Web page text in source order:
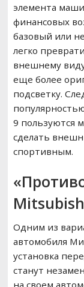
элемента
финансовых
базовый или
легко
внешнему
еще более
подсветку.
9 пользуются
сделать
спортивным.
Одним из
автомобиля
установка
станут